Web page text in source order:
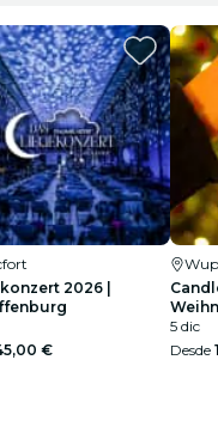
2026 |
€
5 dic
Desde